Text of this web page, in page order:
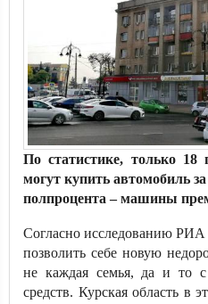
По статистике, только 18
могут купить автомобиль
полпроцента – машины
Согласно исследованию
позволить себе новую
не каждая семья, да и то
средств. Курская область в